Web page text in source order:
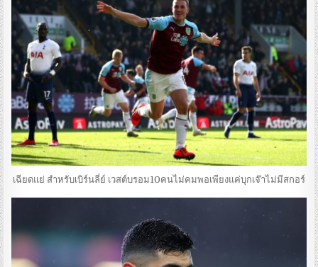
เฉียดแย่ สำหรับเบิร์นลี่ย์ เวสต์บรอม10คนไม่คมพอเพียงแค่บุกเจ๊าไม่มีสกอร์